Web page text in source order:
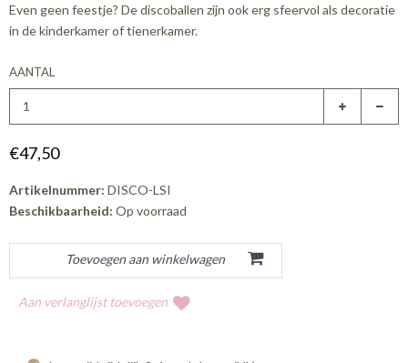
Even geen feestje? De discoballen zijn ook erg sfeervol als decoratie
in de kinderkamer of tienerkamer.
AANTAL
€47,50
Artikelnummer: DISCO-LSI
Beschikbaarheid: Op voorraad
Aan verlanglijst toevoegen